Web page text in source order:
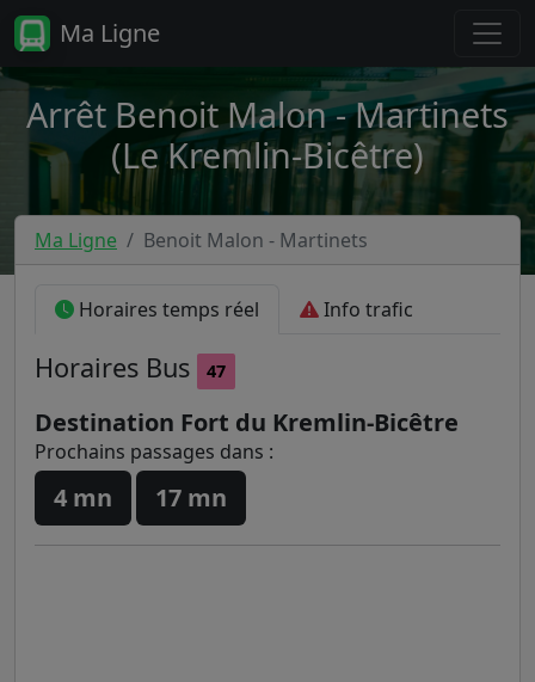
Ma Ligne
Arrêt Benoit Malon - Martinets
(Le Kremlin-Bicêtre)
Ma Ligne Benoit Malon - Martinets
Horaires temps réel Info trafic
Horaires Bus 47
Destination Fort du Kremlin-Bicêtre
Prochains passages dans :
4 mn 17 mn